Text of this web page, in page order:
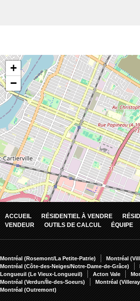
ACCUEIL RÉSIDENTIEL À VENDRE
VENDEUR
OUTILS DE CALCUL ÉQUIPE
Montréal (Rosemont/La Petite-Patrie) Montréal
Montréal (Côte-des-Neiges/Notre-Dame-de-Grâce)
Longueuil (Le Vieux-Longueuil)
Acton Vale
Montréal (Verdun/Île-des-Soeurs)
Montréal
Montréal (Outremont)